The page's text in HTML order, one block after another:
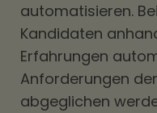
automatisieren.
Kandidaten
Erfahrungen
Anforderungen
abgeglichen